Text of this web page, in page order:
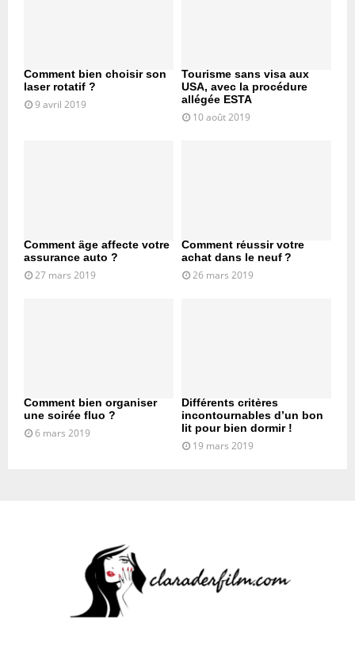
Comment bien choisir son
laser rotatif ?
9 avril 2019
Tourisme sans visa aux
USA, avec la procédure
allégée ESTA
10 août 2019
Comment âge affecte votre
assurance auto ?
27 mars 2019
Comment réussir votre
achat dans le neuf ?
26 mars 2019
Comment bien organiser
une soirée fluo ?
6 mars 2019
Différents critères
incontournables d’un bon
lit pour bien dormir !
19 mars 2019